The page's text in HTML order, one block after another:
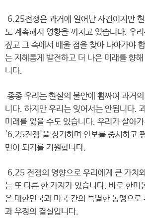
6.25전쟁은 과거에 일어난 사건이지만 현
도 계속해서 영향을 끼치고 있습니다. 우
짚고 그 속에서 배울 점을 찾아 나아가야
는 지혜롭게 발전하고 더 나은 미래를 향
니다.
종종 우리는 현실의 불안에 휩싸여 과거
니다. 하지만 우리는 잊어서는 안됩니다.
미래를 잃을 수도 있습니다. 우리가 살아
'6.25전쟁'을 상기하며 안보를 중시하고
민이 되기를 기원합니다.
6.25 전쟁의 영향으로 우리에게 큰 가치
는 또 다른 한 가지가 있습니다. 바로 한미
은 대한민국과 미국 간의 특별한 동맹으로
과 우정의 결실입니다.